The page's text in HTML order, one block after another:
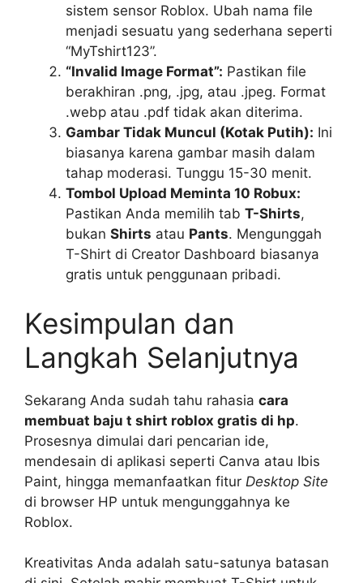
sistem sensor Roblox. Ubah nama file
menjadi sesuatu yang sederhana seperti
“MyTshirt123”.
“Invalid Image Format”: Pastikan file
berakhiran .png, .jpg, atau .jpeg. Format
.webp atau .pdf tidak akan diterima.
Gambar Tidak Muncul (Kotak Putih): Ini
biasanya karena gambar masih dalam
tahap moderasi. Tunggu 15-30 menit.
Tombol Upload Meminta 10 Robux:
Pastikan Anda memilih tab T-Shirts,
bukan Shirts atau Pants. Mengunggah
T-Shirt di Creator Dashboard biasanya
gratis untuk penggunaan pribadi.
Kesimpulan dan
Langkah Selanjutnya
Sekarang Anda sudah tahu rahasia cara
membuat baju t shirt roblox gratis di hp.
Prosesnya dimulai dari pencarian ide,
mendesain di aplikasi seperti Canva atau Ibis
Paint, hingga memanfaatkan fitur Desktop Site
di browser HP untuk mengunggahnya ke
Roblox.
Kreativitas Anda adalah satu-satunya batasan